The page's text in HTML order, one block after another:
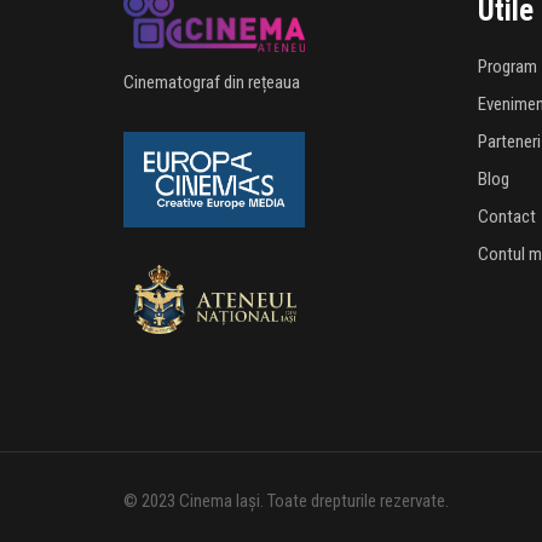
Cinematograf din rețeaua
Utile
Program
Parteneri
Blog
Contact
Contul
© 2023 Cinema Iași. Toate drepturile rezervate.